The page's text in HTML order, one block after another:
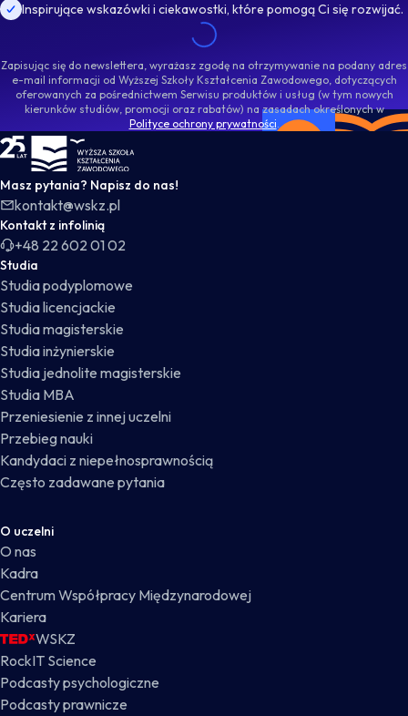
Inspirujące wskazówki i ciekawostki, które pomogą Ci się rozwijać.
Zapisując się do newslettera, wyrażasz zgodę na otrzymywanie na podany adres
e-mail informacji od Wyższej Szkoły Kształcenia Zawodowego, dotyczących
oferowanych za pośrednictwem Serwisu produktów i usług (w tym nowych
kierunków studiów, promocji oraz rabatów) na zasadach określonych w
Polityce ochrony prywatności.
WSKZ - strona główna
Masz pytania? Napisz do nas!
kontakt@wskz.pl
Kontakt z infolinią
+48 22 602 01 02
Studia
Studia podyplomowe
Studia licencjackie
Studia magisterskie
Studia inżynierskie
Studia jednolite magisterskie
Studia MBA
Przeniesienie z innej uczelni
Przebieg nauki
Kandydaci z niepełnosprawnością
Często zadawane pytania
O uczelni
O nas
Kadra
Centrum Współpracy Międzynarodowej
Kariera
WSKZ
RockIT Science
Podcasty psychologiczne
Podcasty prawnicze